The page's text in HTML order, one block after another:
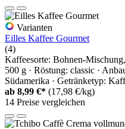
Varianten
Eilles Kaffee Gourmet
(4)
Kaffeesorte: Bohnen-
500 g · Röstung: classic ·
Südamerika · Getränketyp:
ab 8,99 €* (17,98 €/kg)
14 Preise vergleichen